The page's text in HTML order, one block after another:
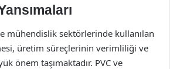
mühendislik sektörlerinde kullanılan
üretim süreçlerinin verimliliği ve
önem taşımaktadır. PVC ve